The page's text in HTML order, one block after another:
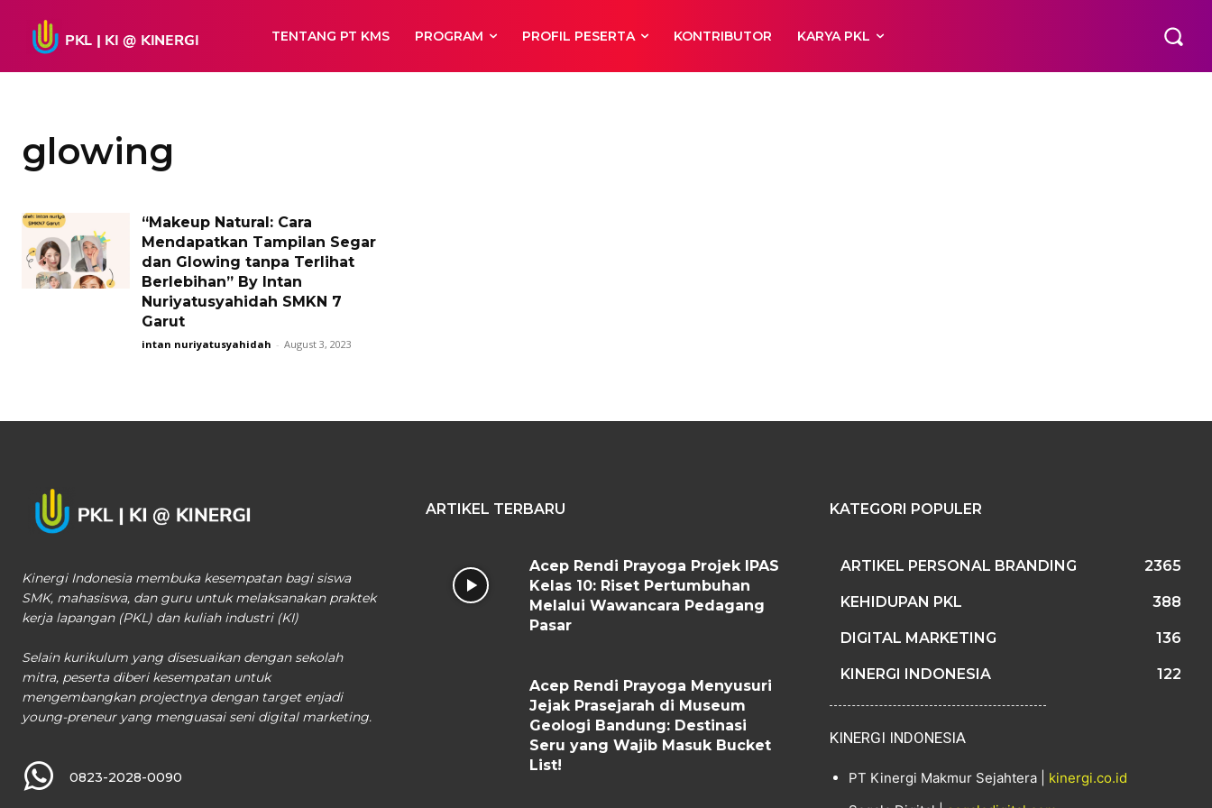
TENTANG PT KMS PROGRAM PROFIL PESERTA KONTRIBUTOR KARYA PKL
glowing
“Makeup Natural: Cara
Mendapatkan Tampilan Segar
dan Glowing tanpa Terlihat
Berlebihan” By Intan
Nuriyatusyahidah SMKN 7
Garut
intan nuriyatusyahidah - August 3, 2023
Kinergi Indonesia membuka kesempatan bagi siswa
SMK, mahasiswa, dan guru untuk melaksanakan praktek
kerja lapangan (PKL) dan kuliah industri (KI)
Selain kurikulum yang disesuaikan dengan sekolah
mitra, peserta diberi kesempatan untuk
mengembangkan projectnya dengan target enjadi
young-preneur yang menguasai seni digital marketing.
0823-2028-0090
ARTIKEL TERBARU
Acep Rendi Prayoga Projek IPAS
Kelas 10: Riset Pertumbuhan
Melalui Wawancara Pedagang
Pasar
Acep Rendi Prayoga Menyusuri
Jejak Prasejarah di Museum
Geologi Bandung: Destinasi
Seru yang Wajib Masuk Bucket
List!
KATEGORI POPULER
ARTIKEL PERSONAL BRANDING 2365
KEHIDUPAN PKL 388
DIGITAL MARKETING 136
KINERGI INDONESIA 122
KINERGI INDONESIA
PT Kinergi Makmur Sejahtera | kinergi.co.id